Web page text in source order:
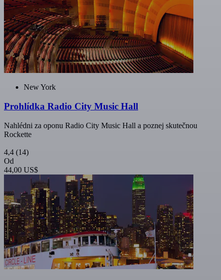
New York
Prohlídka Radio City Music Hall
Nahlédni za oponu Radio City Music Hall a poznej skutečnou
Rockette
4,4 (14)
Od
44,00 US$